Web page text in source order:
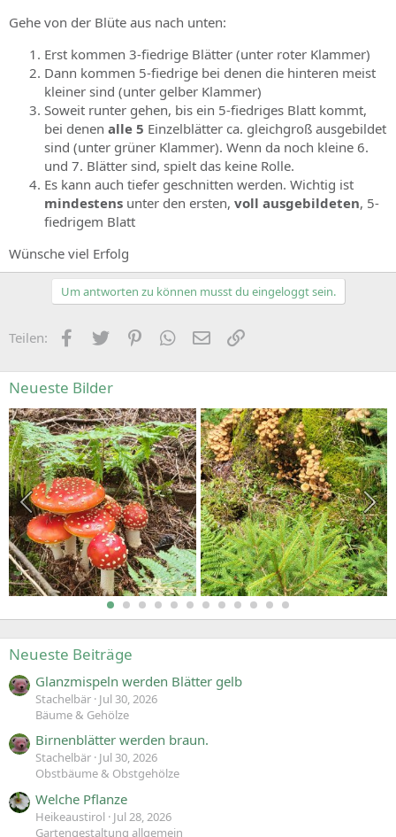
Gehe von der Blüte aus nach unten:
Erst kommen 3-fiedrige Blätter (unter roter Klammer)
Dann kommen 5-fiedrige bei denen die hinteren meist
kleiner sind (unter gelber Klammer)
Soweit runter gehen, bis ein 5-fiedriges Blatt kommt,
bei denen alle 5 Einzelblätter ca. gleichgroß ausgebildet
sind (unter grüner Klammer). Wenn da noch kleine 6.
und 7. Blätter sind, spielt das keine Rolle.
Es kann auch tiefer geschnitten werden. Wichtig ist
mindestens unter den ersten, voll ausgebildeten, 5-
fiedrigem Blatt
Wünsche viel Erfolg
Um antworten zu können musst du eingeloggt sein.
Teilen: FacebookZwitschernPinterestWhatsApp
E-Mail
Neueste Bilder
Neueste Beiträge
Glanzmispeln werden Blätter gelb
Stachelbär Jul 30, 2026
Bäume & Gehölze
Birnenblätter werden braun.
Stachelbär Jul 30, 2026
Obstbäume & Obstgehölze
Welche Pflanze
Heikeaustirol
Jul 28, 2026
Gartengestaltung allgemein